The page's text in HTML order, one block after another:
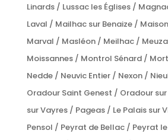
Linards / Lussac les Églises /
Laval / Mailhac sur Benaize /
Marval / Masléon / Meilhac /
Moissannes / Montrol Sénard /
Nedde / Neuvic Entier / Nexon /
Oradour Saint Genest / Oradour
sur Vayres / Pageas / Le Palais sur
Pensol / Peyrat de Bellac / Peyrat